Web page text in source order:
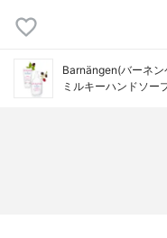
Barnängen(バーネン
ミルキーハンドソー